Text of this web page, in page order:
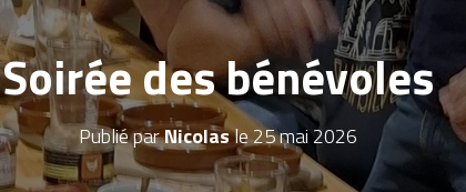
Soirée des bénévoles
Publié parNicolasle25 mai 2026